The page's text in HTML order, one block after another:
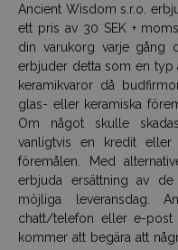
Ancient Wisdom s.r.o.
ett pris av 30 SEK +
din varukorg varje gång
erbjuder detta som en typ
keramikvaror då
glas- eller keramiska
Om något skulle
vanligtvis en kredit
föremålen. Med
erbjuda ersättning av
möjliga leveransdag.
chatt/telefon eller e-post
kommer att begära att